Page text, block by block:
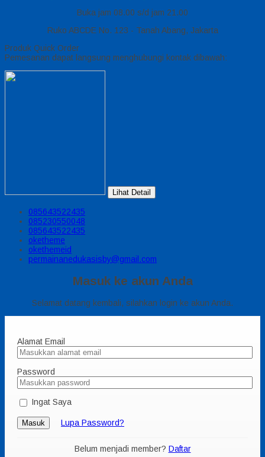
Buka jam 08.00 s/d jam 21.00
Ruko ABCDE No. 123 - Tanah Abang, Jakarta
Produk Quick Order
Pemesanan dapat langsung menghubungi kontak dibawah:
Lihat Detail
085643522435
085230550048
085643522435
oketheme
okethemeid
permainanedukasisby@gmail.com
Masuk ke akun Anda
Selamat datang kembali, silahkan login ke akun Anda.
Alamat Email
Password
Ingat Saya
Masuk Lupa Password?
Belum menjadi member? Daftar